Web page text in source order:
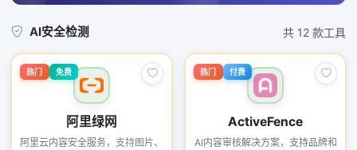
AI安全检测 共 12 款工具
热门 免费
阿里绿网
阿里云内容安全服务，支持图片、
热门 付费
ActiveFence
AI内容审核解决方案，支持品牌和